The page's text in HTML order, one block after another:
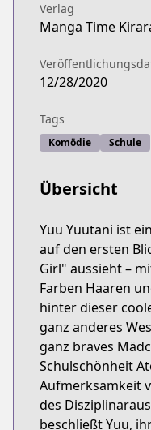
Verlag
Manga Time
12/28/2020
Tags
Komödie Schule
Übersicht
Yuu Yuutani ist
auf den ersten
Girl" aussieht –
Farben Haaren
hinter dieser
ganz anderes
ganz braves
Schulschönheit
Aufmerksamkeit
des
beschließt Yuu,